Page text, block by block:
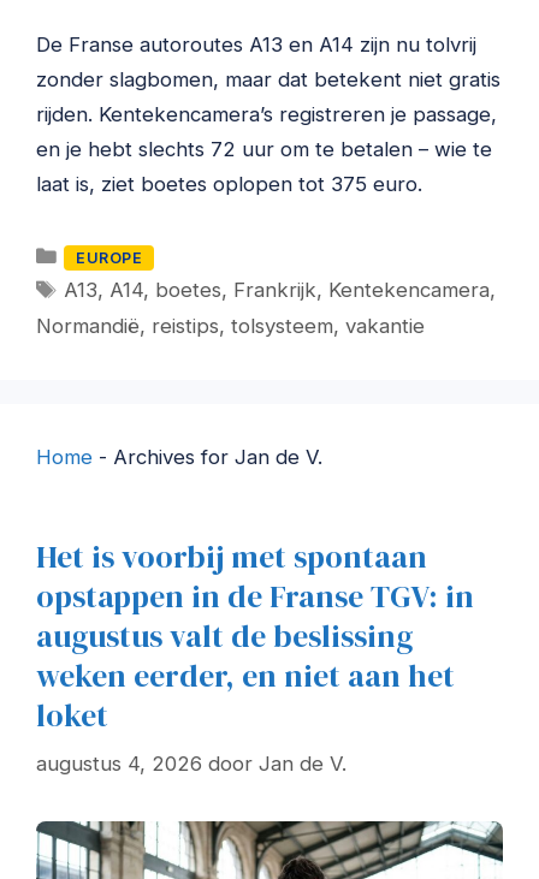
De Franse autoroutes A13 en A14 zijn nu tolvrij
zonder slagbomen, maar dat betekent niet gratis
rijden. Kentekencamera’s registreren je passage,
en je hebt slechts 72 uur om te betalen – wie te
laat is, ziet boetes oplopen tot 375 euro.
Categorieën
EUROPE
Tags
A13, A14, boetes, Frankrijk, Kentekencamera,
Normandië, reistips, tolsysteem, vakantie
Home - Archives for Jan de V.
Het is voorbij met spontaan
opstappen in de Franse TGV: in
augustus valt de beslissing
weken eerder, en niet aan het
loket
augustus 4, 2026 door Jan de V.